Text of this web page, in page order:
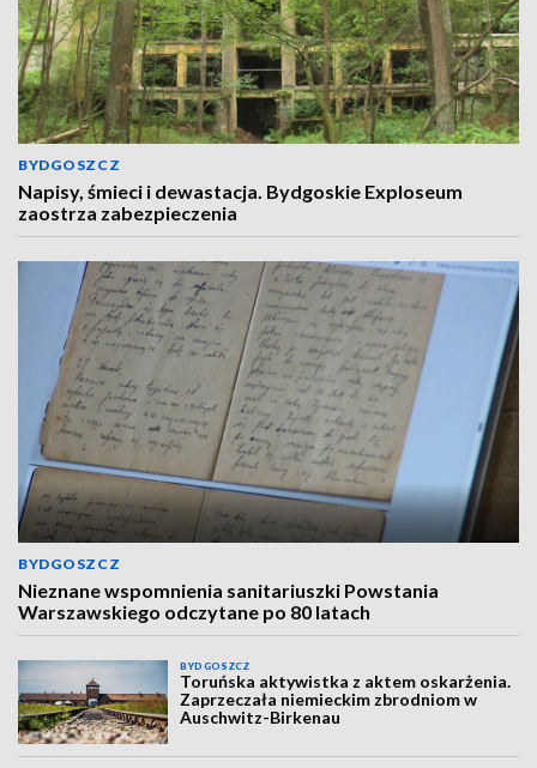
BYDGOSZCZ
Napisy, śmieci i dewastacja. Bydgoskie Exploseum
zaostrza zabezpieczenia
BYDGOSZCZ
Nieznane wspomnienia sanitariuszki Powstania
Warszawskiego odczytane po 80 latach
BYDGOSZCZ
Toruńska aktywistka z aktem oskarżenia.
Zaprzeczała niemieckim zbrodniom w
Auschwitz-Birkenau